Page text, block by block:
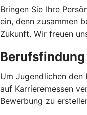
Bringen Sie Ihre
ein, denn zusammen
Zukunft. Wir freuen
Um Jugendlichen
auf Karrieremessen
Bewerbung zu